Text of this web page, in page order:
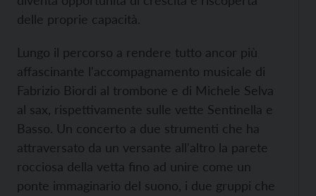
delle proprie capacità.
Lungo il percorso a rendere tutto ancor più
affascinante l'accompagnamento musicale di
Fabrizio Biordi al trombone e di Michele Selva
al sax, rispettivamente sulle vette Sentinella e
Basso. Un concerto a due strumenti che ha
attraversato da un versante all'altro la parete
rocciosa della vetta fino ad unire come un
ponte immaginario del suono, i due gruppi che